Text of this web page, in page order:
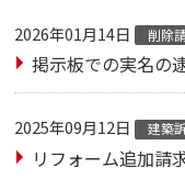
2026年01月14日 削除
掲示板での実名の
2025年09月12日 建築
リフォーム追加請